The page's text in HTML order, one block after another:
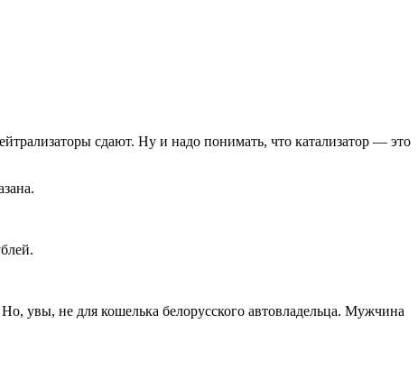
сдают. Ну и надо понимать, что катализатор — это
увы, не для кошелька белорусского автовладельца. Мужчина